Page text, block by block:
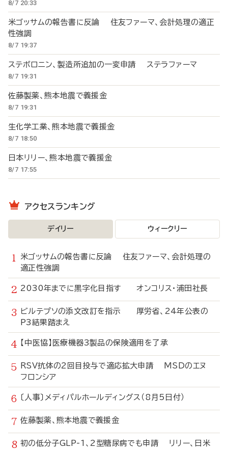
8/7 20:33
米ゴッサムの報告書に反論 住友ファーマ、会計処理の適正
性強調
8/7 19:37
ステボロニン、製造所追加の一変申請 ステラファーマ
8/7 19:31
佐藤製薬、熊本地震で義援金
8/7 19:31
生化学工業、熊本地震で義援金
8/7 18:50
日本リリー、熊本地震で義援金
8/7 17:55
アクセスランキング
デイリー ウィークリー
米ゴッサムの報告書に反論 住友ファーマ、会計処理の
適正性強調
2030年までに黒字化目指す オンコリス・浦田社長
ビルテプソの添文改訂を指示 厚労省、24年公表の
P3結果踏まえ
【中医協】医療機器3製品の保険適用を了承
RSV抗体の2回目投与で適応拡大申請 MSDのエヌ
フロンシア
〔人事〕メディパルホールディングス（8月5日付）
佐藤製薬、熊本地震で義援金
初の低分子GLP-1、2型糖尿病でも申請 リリー、日米